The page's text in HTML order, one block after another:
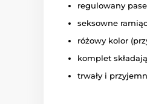
regulowany
seksowne
różowy kolor
komplet
trwały i